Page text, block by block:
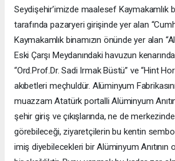
Seydişehir’imizde maalesef Kaymakamlık
tarafında pazaryeri girişinde yer alan
Kaymakamlık binamızın önünde yer alan
Eski Çarşı Meydanındaki havuzun
“Ord.Prof.Dr. Sadi Irmak Büstü” ve “Hint
akıbetleri meçhuldür. Alüminyum
muazzam Atatürk portalli Alüminyum
şehir giriş ve çıkışlarında, ne de
görebileceği, ziyaretçilerin bu kentin
imiş diyebilecekleri bir Alüminyum Anıtının